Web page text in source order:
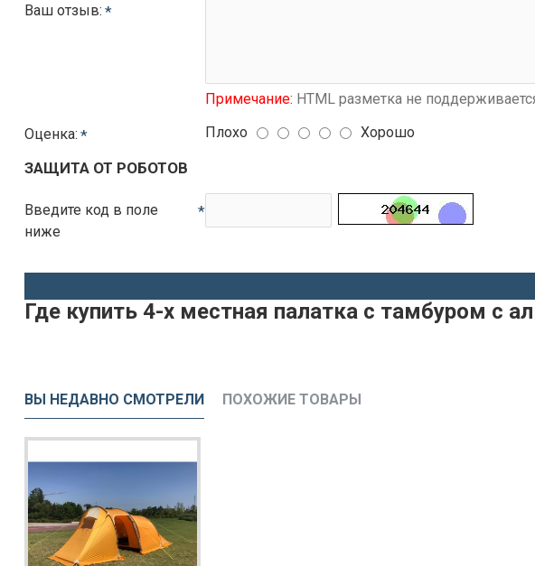
Ваш отзыв:
Примечание: HTML разметка не
Оценка: Плохо Хорошо
ЗАЩИТА ОТ РОБОТОВ
Введите код в поле
ниже
Где купить 4-х местная палатка с тамбуром с
ВЫ НЕДАВНО СМОТРЕЛИ ПОХОЖИЕ ТОВАРЫ